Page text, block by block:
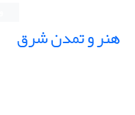
هنر و تمدن شرق